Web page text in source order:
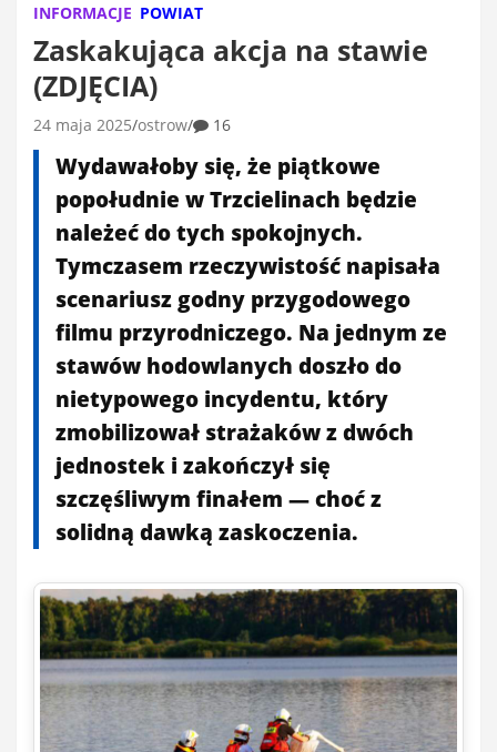
INFORMACJE POWIAT
Zaskakująca akcja na stawie
(ZDJĘCIA)
24 maja 2025 ostrow 16
Wydawałoby się, że piątkowe
popołudnie w Trzcielinach będzie
należeć do tych spokojnych.
Tymczasem rzeczywistość napisała
scenariusz godny przygodowego
filmu przyrodniczego. Na jednym ze
stawów hodowlanych doszło do
nietypowego incydentu, który
zmobilizował strażaków z dwóch
jednostek i zakończył się
szczęśliwym finałem — choć z
solidną dawką zaskoczenia.